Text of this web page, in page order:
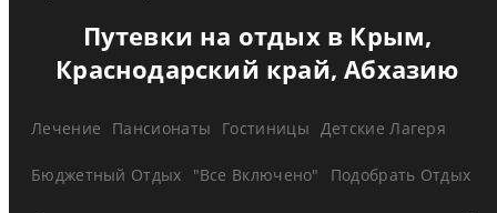
Путевки на отдых в Крым,
Краснодарский край, Абхазию
Лечение Пансионаты Гостиницы Детские Лагеря
Бюджетный Отдых "Все Включено" Подобрать Отдых